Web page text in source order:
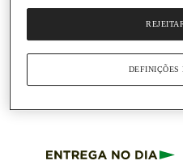
Convento
DEFINIÇÕES